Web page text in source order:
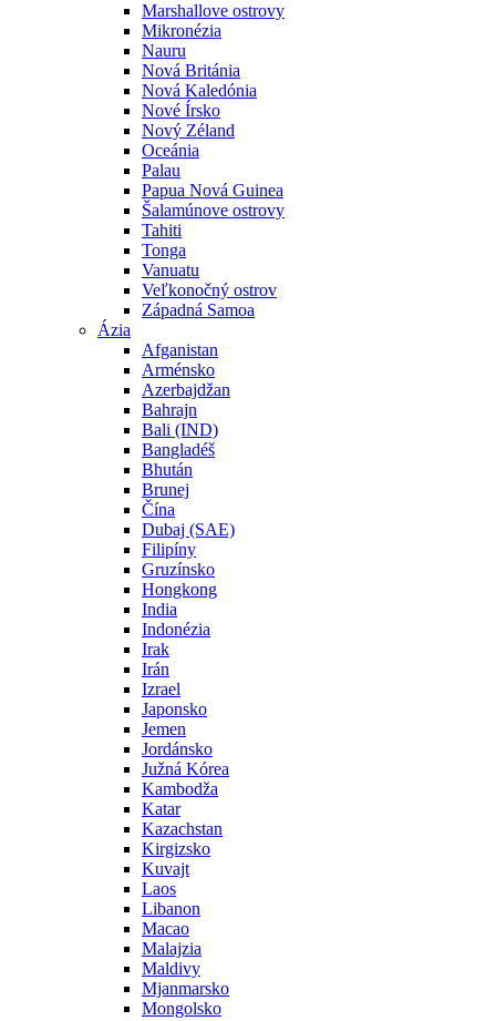
Marshallove ostrovy
Mikronézia
Nauru
Nová Británia
Nová Kaledónia
Nové Írsko
Nový Zéland
Oceánia
Palau
Papua Nová Guinea
Šalamúnove ostrovy
Tahiti
Tonga
Vanuatu
Veľkonočný ostrov
Západná Samoa
Ázia
Afganistan
Arménsko
Azerbajdžan
Bahrajn
Bali (IND)
Bangladéš
Bhután
Brunej
Čína
Dubaj (SAE)
Filipíny
Gruzínsko
Hongkong
India
Indonézia
Irak
Irán
Izrael
Japonsko
Jemen
Jordánsko
Južná Kórea
Kambodža
Katar
Kazachstan
Kirgizsko
Kuvajt
Laos
Libanon
Macao
Malajzia
Maldivy
Mjanmarsko
Mongolsko